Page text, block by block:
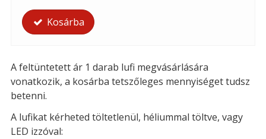
Kosárba
A feltüntetett ár 1 darab lufi megvásárlására
vonatkozik, a kosárba tetszőleges mennyiséget tudsz
betenni.
A lufikat kérheted töltetlenül, héliummal töltve, vagy
LED izzóval: